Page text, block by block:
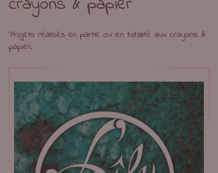
Projets réalisés en partie ou en totalité aux crayons &
papier.